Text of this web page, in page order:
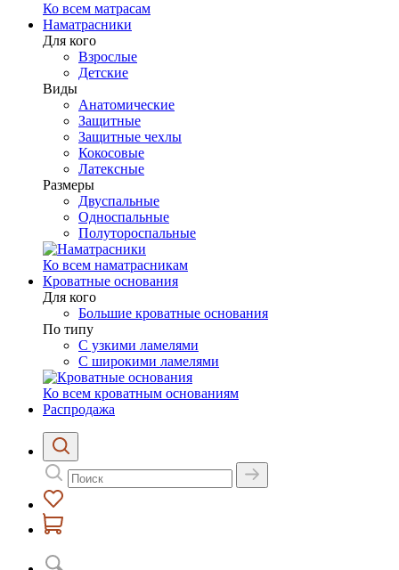
Ко всем матрасам
Наматрасники
Для кого
Взрослые
Детские
Виды
Анатомические
Защитные
Защитные чехлы
Кокосовые
Латексные
Размеры
Двуспальные
Односпальные
Полутороспальные
Ко всем наматрасникам
Кроватные основания
Для кого
Большие кроватные основания
По типу
С узкими ламелями
С широкими ламелями
Ко всем кроватным основаниям
Распродажа